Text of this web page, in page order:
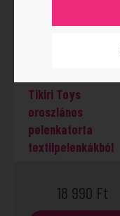
Tikiri Toys
oroszlános
pelenkatorta
textilpelenkákból
18 990 Ft